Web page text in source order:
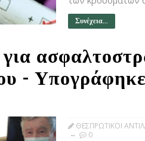
Συνέχεια...
-
ΘΕΣΠΡΩΤΙΚΟΙ
0